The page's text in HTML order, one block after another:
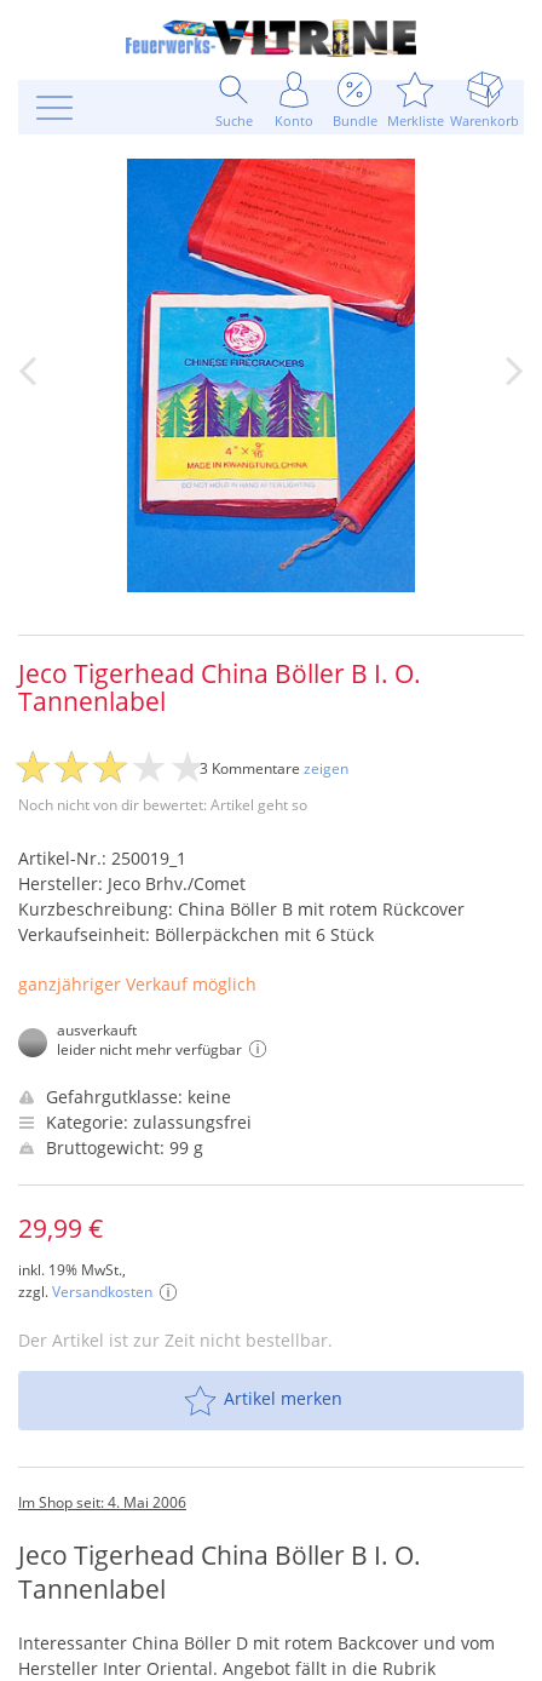
Suche Konto Bundle Merkliste Warenkorb
Jeco Tigerhead China Böller B I. O.
Tannenlabel
Noch nicht von dir bewertet: Artikel geht so
3 Kommentare zeigen
Artikel-Nr.: 250019_1
Hersteller: Jeco Brhv./Comet
Kurzbeschreibung: China Böller B mit rotem Rückcover
Verkaufseinheit: Böllerpäckchen mit 6 Stück
ganzjähriger Verkauf möglich
ausverkauft
leider nicht mehr verfügbar
Gefahrgutklasse: keine
Kategorie: zulassungsfrei
Bruttogewicht: 99 g
29,99 €
inkl. 19% MwSt.,
zzgl.Versandkosten
Der Artikel ist zur Zeit nicht bestellbar.
Artikel merken
Im Shop seit: 4. Mai 2006
Jeco Tigerhead China Böller B I. O.
Tannenlabel
Interessanter China Böller D mit rotem Backcover und vom
Hersteller Inter Oriental. Angebot fällt in die Rubrik